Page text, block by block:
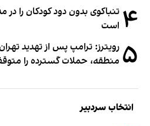
۴ تنباکوی بدون دود کودکان را در
است
۵ رویترز: ترامپ پس از تهدید
منطقه، حملات گسترده را
انتخاب سردبیر